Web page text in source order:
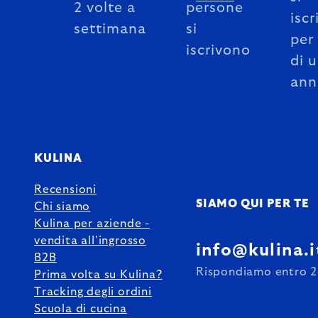
2 volte a
settimana
persone
si
iscrivono
per
di
KULINA
Recensioni
Chi siamo
Kulina per aziende -
vendita all'ingrosso
B2B
Prima volta su Kulina?
Tracking degli ordini
Scuola di cucina
SIAMO QUI PER TE
Rispondiamo entro